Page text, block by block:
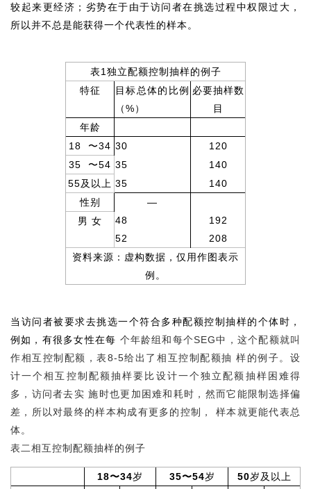
较起来更经济；劣势在于由于访问者在挑选过程中权限过大，
所以并不总是能获得一个代表性的样本。
表1独立配额控制抽样的例子
特征
目标总体的比例
（%）
必要抽样数
目
年龄
18 〜34 30
120
35 〜54 35
140
55及以上 35
140
性别
—
男 女
48
52
192
208
资料来源：虚构数据，仅用作图表示
例。
当访问者被要求去挑选一个符合多种配额控制抽样的个体时，
例如，有很多女性在每 个年龄组和每个SEG中，这个配额就叫
作相互控制配额，表8-5给出了相互控制配额抽 样的例子。设
计一个相互控制配额抽样要比设计一个独立配额抽样困难得
多，访问者去实 施时也更加困难和耗时，然而它能限制选择偏
差，所以对最终的样本构成有更多的控制， 样本就更能代表总
体。
表二相互控制配额抽样的例子
18〜34岁 35〜54岁 50岁及以上